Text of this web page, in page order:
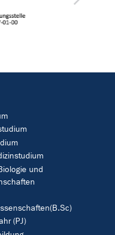
und
(PJ)